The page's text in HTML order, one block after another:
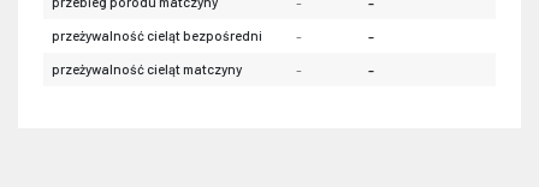
przeżywalność cieląt bezpośredni - -
przeżywalność cieląt matczyny - -